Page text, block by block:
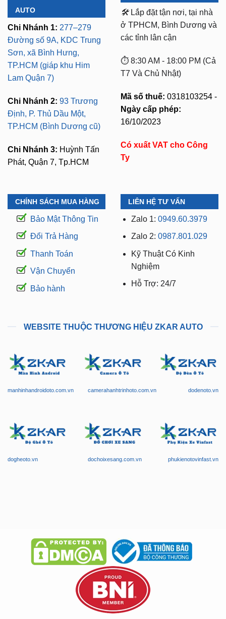
AUTO
Chi Nhánh 1: 277–279
Đường số 9A, KDC Trung
Sơn, xã Bình Hưng,
TP.HCM (giáp khu Him
Lam Quận 7)
Chi Nhánh 2: 93 Trương
Định, P. Thủ Dầu Một,
TP.HCM (Bình Dương cũ)
Chi Nhánh 3: Huỳnh Tấn
Phát, Quận 7, Tp.HCM
🛠️ Lắp đặt tận nơi, tại nhà
ở TPHCM, Bình Dương và
các tỉnh lân cận
⏱️ 8:30 AM - 18:00 PM (Cả
T7 Và Chủ Nhật)
Mã số thuế: 0318103254 -
Ngày cấp phép:
16/10/2023
Có xuất VAT cho Công
Ty
CHÍNH SÁCH MUA HÀNG
Bảo Mật Thông Tin
Đổi Trả Hàng
Thanh Toán
Vận Chuyển
Bảo hành
LIÊN HỆ TƯ VẤN
Zalo 1: 0949.60.3979
Zalo 2: 0987.801.029
Kỹ Thuật Có Kinh
Nghiệm
Hỗ Trợ: 24/7
WEBSITE THUỘC THƯƠNG HIỆU ZKAR AUTO
manhinhandroidoto.com.vn camerahanhtrinhoto.com.vn dodenoto.vn
dogheoto.vn dochoixesang.com.vn phukienotovinfast.vn